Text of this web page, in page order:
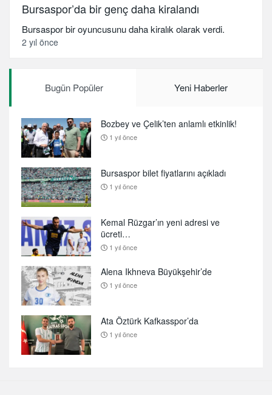
Bursaspor’da bir genç daha kiralandı
Bursaspor bir oyuncusunu daha kiralık olarak verdi.
2 yıl önce
Bugün Popüler Yeni Haberler
Bozbey ve Çelik’ten anlamlı etkinlik!
1 yıl önce
Bursaspor bilet fiyatlarını açıkladı
1 yıl önce
Kemal Rüzgar’ın yeni adresi ve
ücreti…
1 yıl önce
Alena Ikhneva Büyükşehir’de
1 yıl önce
Ata Öztürk Kafkasspor’da
1 yıl önce